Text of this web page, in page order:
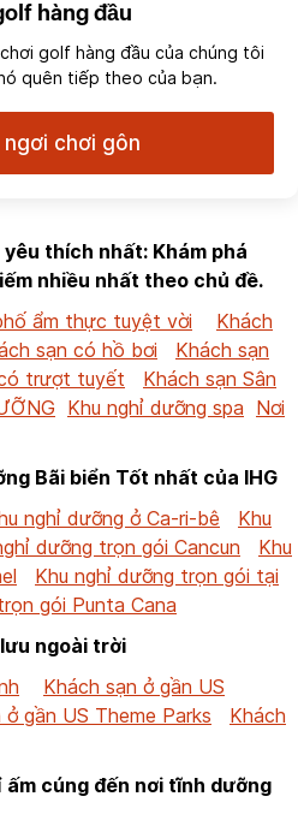
hàng đầu
golf hàng đầu của chúng tôi
quên tiếp theo của bạn.
ngơi chơi gôn
thích nhất: Khám phá
nhiều nhất theo chủ đề.
ẩm thực tuyệt vời
Khách
sạn có hồ bơi
Khách sạn
trượt tuyết
Khách sạn Sân
Khu nghỉ dưỡng spa Nơi
Bãi biển Tốt nhất của IHG
nghỉ dưỡng ở Ca-ri-bê
Khu
dưỡng trọn gói Cancun
Khu
Khu nghỉ dưỡng trọn gói tại
gói Punta Cana
ngoài trời
Khách sạn ở gần US
ở gần US Theme Parks
Khách
ấm cúng đến nơi tĩnh dưỡng